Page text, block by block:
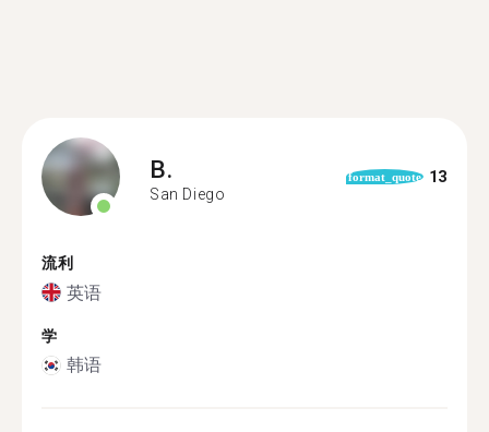
B.
San Diego
format_quote 13
流利
英语
学
韩语